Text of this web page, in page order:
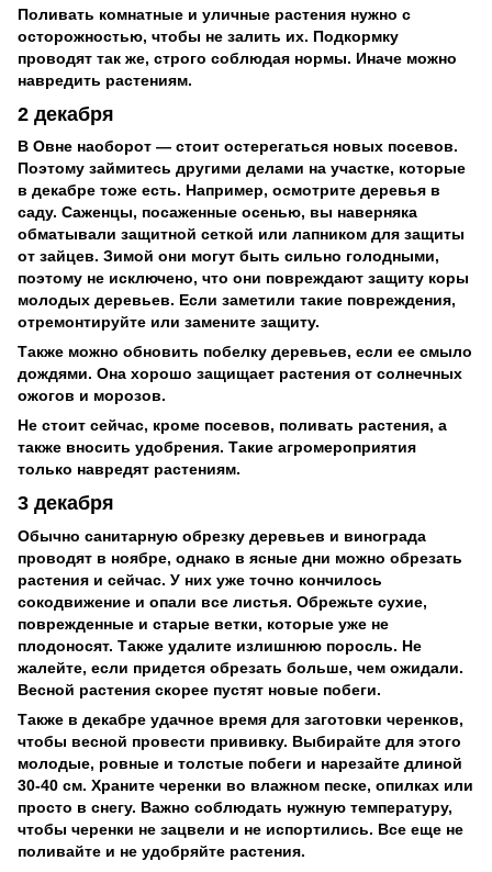
Поливать комнатные и уличные растения нужно с
осторожностью, чтобы не залить их. Подкормку
проводят так же, строго соблюдая нормы. Иначе можно
навредить растениям.
2 декабря
В Овне наоборот — стоит остерегаться новых посевов.
Поэтому займитесь другими делами на участке, которые
в декабре тоже есть. Например, осмотрите деревья в
саду. Саженцы, посаженные осенью, вы наверняка
обматывали защитной сеткой или лапником для защиты
от зайцев. Зимой они могут быть сильно голодными,
поэтому не исключено, что они повреждают защиту коры
молодых деревьев. Если заметили такие повреждения,
отремонтируйте или замените защиту.
Также можно обновить побелку деревьев, если ее смыло
дождями. Она хорошо защищает растения от солнечных
ожогов и морозов.
Не стоит сейчас, кроме посевов, поливать растения, а
также вносить удобрения. Такие агромероприятия
только навредят растениям.
3 декабря
Обычно санитарную обрезку деревьев и винограда
проводят в ноябре, однако в ясные дни можно обрезать
растения и сейчас. У них уже точно кончилось
сокодвижение и опали все листья. Обрежьте сухие,
поврежденные и старые ветки, которые уже не
плодоносят. Также удалите излишнюю поросль. Не
жалейте, если придется обрезать больше, чем ожидали.
Весной растения скорее пустят новые побеги.
Также в декабре удачное время для заготовки черенков,
чтобы весной провести прививку. Выбирайте для этого
молодые, ровные и толстые побеги и нарезайте длиной
30-40 см. Храните черенки во влажном песке, опилках или
просто в снегу. Важно соблюдать нужную температуру,
чтобы черенки не зацвели и не испортились. Все еще не
поливайте и не удобряйте растения.